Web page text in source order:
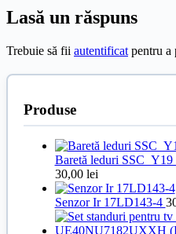
Lasă un răspuns
Trebuie să fii autentificat pentru a
Produse
Baretă leduri
30,00 lei
Senzor Ir 17LD143-4